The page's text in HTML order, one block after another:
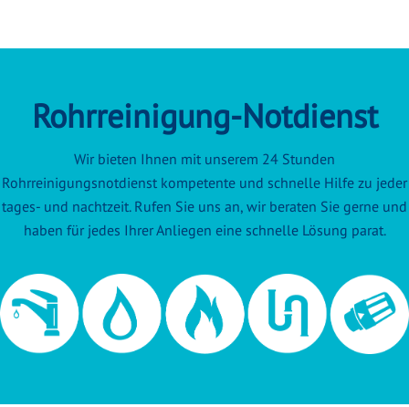
Rohrreinigung-Notdienst
Wir bieten Ihnen mit unserem 24 Stunden
Rohrreinigungsnotdienst kompetente und schnelle Hilfe zu jeder
tages- und nachtzeit. Rufen Sie uns an, wir beraten Sie gerne und
haben für jedes Ihrer Anliegen eine schnelle Lösung parat.